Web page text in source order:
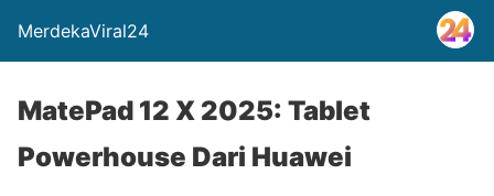
MerdekaViral24
MatePad 12 X 2025: Tablet
Powerhouse Dari Huawei